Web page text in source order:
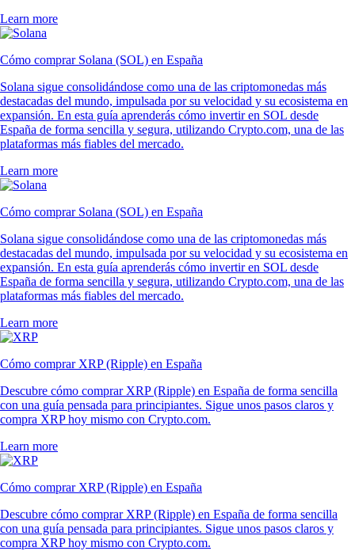
Learn more
Cómo comprar Solana (SOL) en España
Solana sigue consolidándose como una de las criptomonedas más
destacadas del mundo, impulsada por su velocidad y su ecosistema en
expansión. En esta guía aprenderás cómo invertir en SOL desde
España de forma sencilla y segura, utilizando Crypto.com, una de las
plataformas más fiables del mercado.
Learn more
Cómo comprar Solana (SOL) en España
Solana sigue consolidándose como una de las criptomonedas más
destacadas del mundo, impulsada por su velocidad y su ecosistema en
expansión. En esta guía aprenderás cómo invertir en SOL desde
España de forma sencilla y segura, utilizando Crypto.com, una de las
plataformas más fiables del mercado.
Learn more
Cómo comprar XRP (Ripple) en España
Descubre cómo comprar XRP (Ripple) en España de forma sencilla
con una guía pensada para principiantes. Sigue unos pasos claros y
compra XRP hoy mismo con Crypto.com.
Learn more
Cómo comprar XRP (Ripple) en España
Descubre cómo comprar XRP (Ripple) en España de forma sencilla
con una guía pensada para principiantes. Sigue unos pasos claros y
compra XRP hoy mismo con Crypto.com.